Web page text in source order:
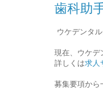
歯科助
ウケデンタ
現在、ウケデ
詳しくは求人
募集要項から